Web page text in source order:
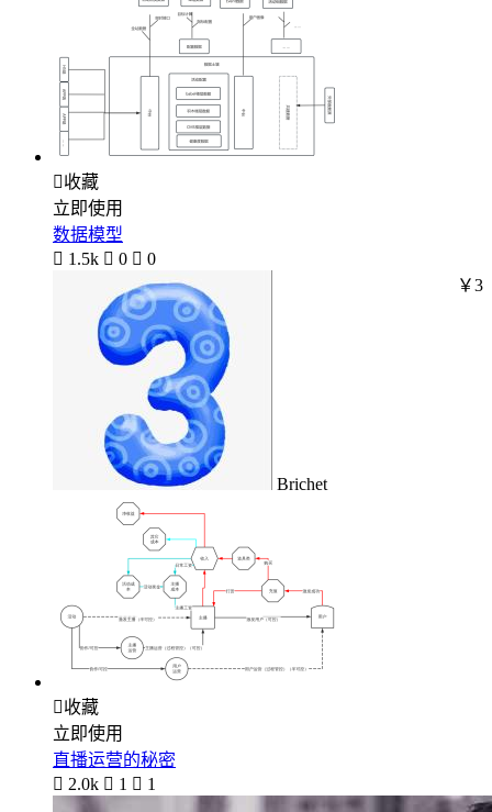
收藏
立即使用
数据模型
 1.5k  0  0
Brichet
￥3
收藏
立即使用
直播运营的秘密
 2.0k  1  1